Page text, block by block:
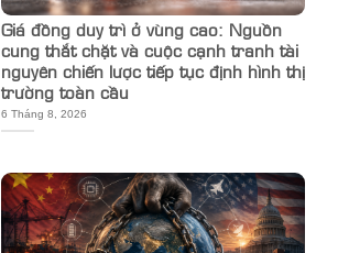
Giá đồng duy trì ở vùng cao: Nguồn
cung thắt chặt và cuộc cạnh tranh tài
nguyên chiến lược tiếp tục định hình thị
trường toàn cầu
6 Tháng 8, 2026